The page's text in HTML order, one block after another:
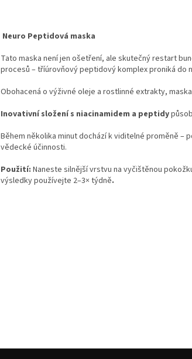
Neuro Peptidová maska
Tato maska není jen ošetření, ale skutečný restart
procesů – tříúrovňový peptidový komplex proniká do
Obohacená o výživné oleje a rostlinné extrakty,
Inovativní složení s niacinamidem a peptidy
Během několika minut dochází k viditelné proměně –
vědecké účinnosti.
Použití: Naneste silnější vrstvu na vyčištěnou
výsledky používejte 2–3× týdně.